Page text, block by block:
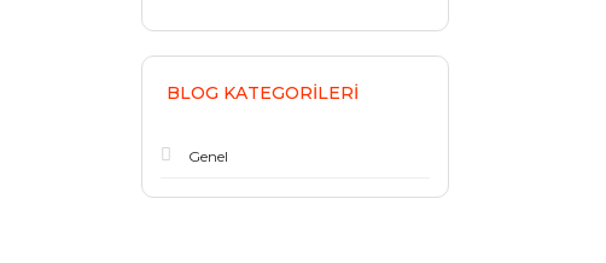
BLOG KATEGORILERI
Genel